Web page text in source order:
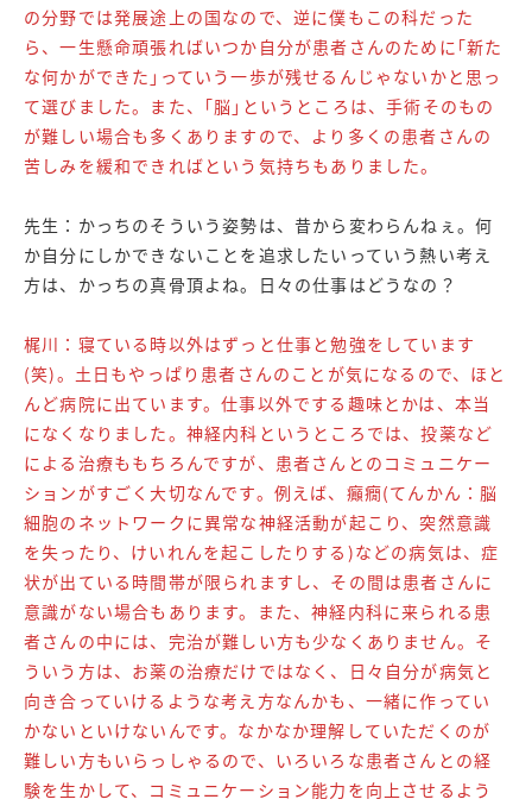
の分野では発展途上の国なので、逆に僕もこの科だった
ら、一生懸命頑張ればいつか自分が患者さんのために｢新た
な何かができた｣っていう一歩が残せるんじゃないかと思っ
て選びました。また、｢脳｣というところは、手術そのもの
が難しい場合も多くありますので、より多くの患者さんの
苦しみを緩和できればという気持ちもありました。
先生：かっちのそういう姿勢は、昔から変わらんねぇ。何
か自分にしかできないことを追求したいっていう熱い考え
方は、かっちの真骨頂よね。日々の仕事はどうなの？
梶川：寝ている時以外はずっと仕事と勉強をしています
(笑)。土日もやっぱり患者さんのことが気になるので、ほと
んど病院に出ています。仕事以外でする趣味とかは、本当
になくなりました。神経内科というところでは、投薬など
による治療ももちろんですが、患者さんとのコミュニケー
ションがすごく大切なんです。例えば、癲癇(てんかん：脳
細胞のネットワークに異常な神経活動が起こり、突然意識
を失ったり、けいれんを起こしたりする)などの病気は、症
状が出ている時間帯が限られますし、その間は患者さんに
意識がない場合もあります。また、神経内科に来られる患
者さんの中には、完治が難しい方も少なくありません。そ
ういう方は、お薬の治療だけではなく、日々自分が病気と
向き合っていけるような考え方なんかも、一緒に作ってい
かないといけないんです。なかなか理解していただくのが
難しい方もいらっしゃるので、いろいろな患者さんとの経
験を生かして、コミュニケーション能力を向上させるよう